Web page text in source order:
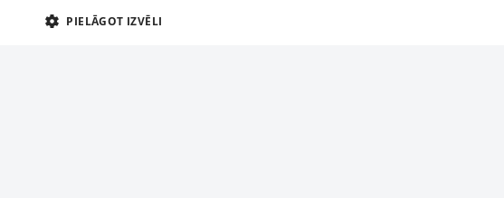
PIELĀGOT IZVĒLI